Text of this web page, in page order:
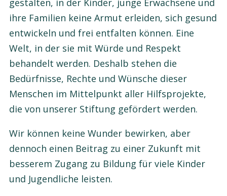
ihre Familien keine Armut erleiden, sich gesund
entwickeln und frei entfalten können. Eine
Welt, in der sie mit Würde und Respekt
behandelt werden. Deshalb stehen die
Bedürfnisse, Rechte und Wünsche dieser
Menschen im Mittelpunkt aller Hilfsprojekte,
die von unserer Stiftung gefördert werden.
Wir können keine Wunder bewirken, aber
dennoch einen Beitrag zu einer Zukunft mit
besserem Zugang zu Bildung für viele Kinder
und Jugendliche leisten.